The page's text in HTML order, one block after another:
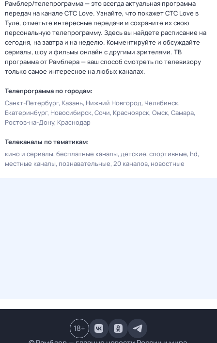
Рамблер/телепрограмма — это всегда актуальная программа
передач на канале СТС Love. Узнайте, что покажет СТС Love в
Туле, отметьте интересные передачи и сохраните их свою
персональную телепрограмму. Здесь вы найдете расписание на
сегодня, на завтра и на неделю. Комментируйте и обсуждайте
сериалы, шоу и фильмы онлайн с другими зрителями. ТВ
программа от Рамблера — ваш способ смотреть по телевизору
только самое интересное на любых каналах.
Телепрограмма по городам:
Санкт-Петербург Казань Нижний Новгород Челябинск
Екатеринбург Новосибирск Сочи Красноярск Омск Самара
Ростов-на-Дону Краснодар
Телеканалы по тематикам:
кино и сериалы бесплатные каналы детские спортивные hd
местные каналы познавательные 20 каналов новостные
18+